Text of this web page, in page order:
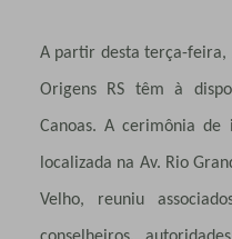
A partir desta terça-feira,
Origens RS têm à
Canoas. A cerimônia de
localizada na Av. Rio
Velho, reuniu